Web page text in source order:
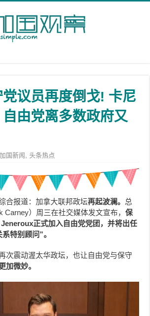
议员再度倒戈! 卡尼
由党离多数政府又
加国新闻 ,头条热点
合报道：加拿大联邦政坛再起波澜。 总
Carney）周三在社交媒体发文宣布，保
正式加入自由党党团，并将出任
特别顾问”。
次震动渥太华政坛，也让自由党与保守
加微妙。